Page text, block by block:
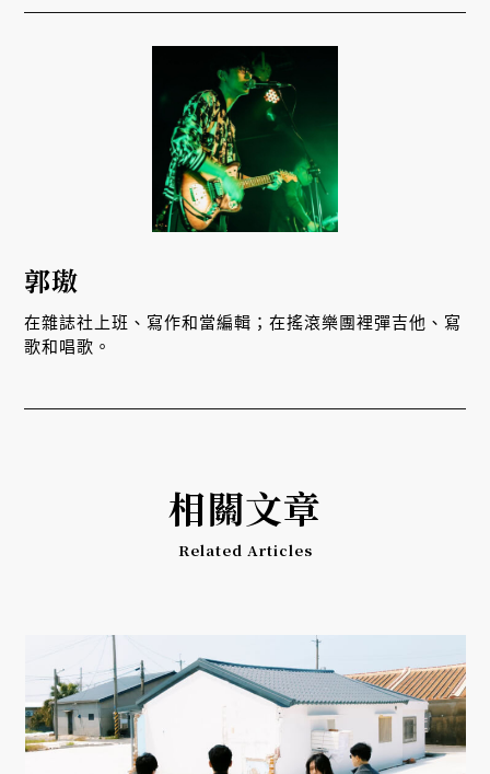
郭璈
在雜誌社上班、寫作和當編輯；在搖滾樂團裡彈吉他、寫
歌和唱歌。
相關文章
Related Articles